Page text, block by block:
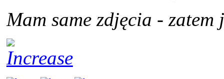
Mam same zdjęcia -